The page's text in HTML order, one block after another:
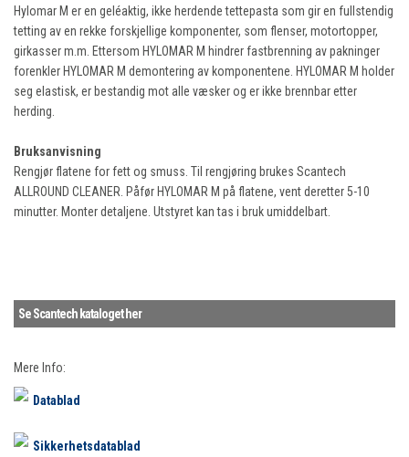
Hylomar M er en geléaktig, ikke herdende tettepasta som gir en fullstendig
tetting av en rekke forskjellige komponenter, som flenser, motortopper,
girkasser m.m. Ettersom HYLOMAR M hindrer fastbrenning av pakninger
forenkler HYLOMAR M demontering av komponentene. HYLOMAR M holder
seg elastisk, er bestandig mot alle væsker og er ikke brennbar etter
herding.
Bruksanvisning
Rengjør flatene for fett og smuss. Til rengjøring brukes Scantech
ALLROUND CLEANER. Påfør HYLOMAR M på flatene, vent deretter 5-10
minutter. Monter detaljene. Utstyret kan tas i bruk umiddelbart.
Se Scantech kataloget her
Mere Info:
Datablad
Sikkerhetsdatablad